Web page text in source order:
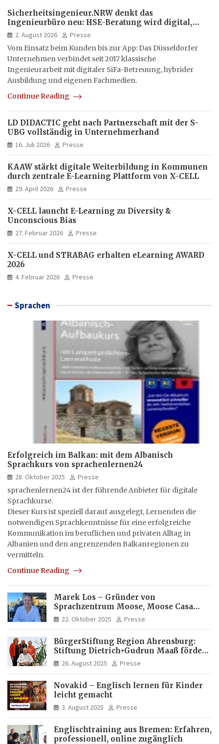
Sicherheitsingenieur.NRW denkt das
Ingenieurbüro neu: HSE-Beratung wird digital,
hybrid und multimedial
2. August 2026
Presse
Vom Einsatz beim Kunden bis zur App: Das Düsseldorfer
Unternehmen verbindet seit 2017 klassische
Ingenieurarbeit mit digitaler SiFa-Betreuung, hybrider
Ausbildung und eigenen Fachmedien.
Continue Reading
LD DIDACTIC geht nach Partnerschaft mit der S-
UBG vollständig in Unternehmerhand
16. Juli 2026 Presse
KAAW stärkt digitale Weiterbildung in Kommunen
durch zentrale E-Learning Plattform von X-CELL
29. April 2026 Presse
X-CELL launcht E-Learning zu Diversity &
Unconscious Bias
27. Februar 2026 Presse
X-CELL und STRABAG erhalten eLearning AWARD
2026
4. Februar 2026 Presse
Sprachen
Erfolgreich im Balkan: mit dem Albanisch
Sprachkurs von sprachenlernen24
28. Oktober 2025
Presse
sprachenlernen24 ist der führende Anbieter für digitale
Sprachkurse.
Dieser Kurs ist speziell darauf ausgelegt, Lernenden die
notwendigen Sprachkenntnisse für eine erfolgreiche
Kommunikation im beruflichen und privaten Alltag in
Albanien und den angrenzenden Balkanregionen zu
vermitteln.
Continue Reading
Marek Los – Gründer von
Sprachzentrum Moose, Moose Casa
Italia und Apartamento Brasil |
Internationaler Experte für Bildung
22. Oktober 2025 Presse
BürgerStiftung Region Ahrensburg:
Stiftung Dietrich+Gudrun Maaß fördert
Deutschkenntnisse von Frauen
26. August 2025 Presse
Novakid – Englisch lernen für Kinder
leicht gemacht
3. August 2025 Presse
Englischtraining aus Bremen: Erfahren,
professionell, online zugänglich